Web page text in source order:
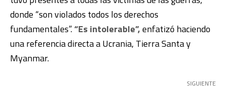
donde “son violados todos los derechos
fundamentales”.“Es intolerable”,enfatizó haciendo
una referencia directa a Ucrania, Tierra Santa y
Myanmar.
SIGUIENTE